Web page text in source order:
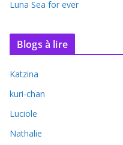
Luna Sea for ever
Blogs à lire
Katzina
kuri-chan
Luciole
Nathalie